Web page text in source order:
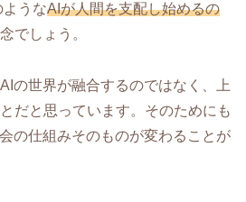
ようなAIが人間を支配し始めるの
でしょう。
の世界が融合するのではなく、上
だと思っています。そのためにも
の仕組みそのものが変わることが